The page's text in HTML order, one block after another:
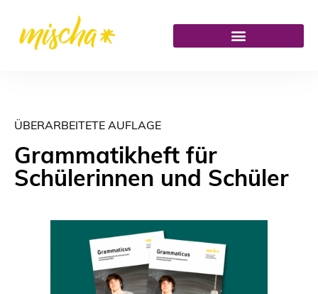
ÜBERARBEITETE AUFLAGE
Grammatikheft für
Schülerinnen und Schüler